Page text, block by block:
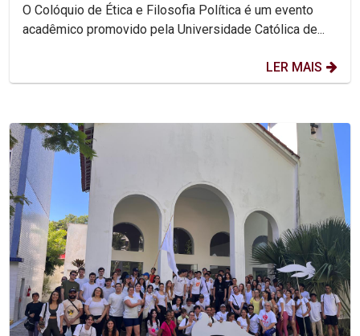
O Colóquio de Ética e Filosofia Política é um evento
acadêmico promovido pela Universidade Católica de...
LER MAIS